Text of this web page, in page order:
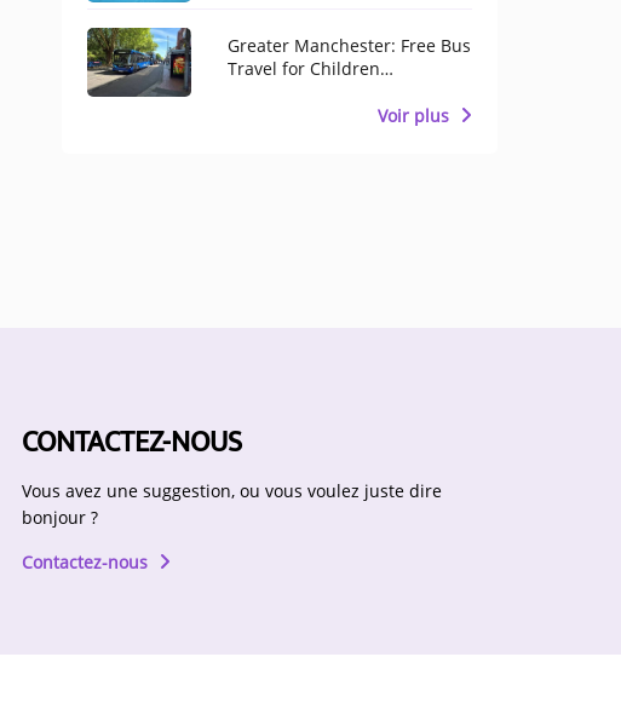
Greater Manchester: Free Bus
Travel for Children
Voir plus
CONTACTEZ-NOUS
Vous avez une suggestion, ou vous voulez juste dire
bonjour ?
Contactez-nous